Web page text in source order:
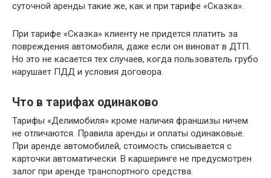
суточной аренды такие же, как и при тарифе «Сказка».
При тарифе «Сказка» клиенту не придется платить за
повреждения автомобиля, даже если он виноват в ДТП.
Но это не касается тех случаев, когда пользователь грубо
нарушает ПДД и условия договора.
Что в тарифах одинаково
Тарифы «Делимобиля» кроме наличия франшизы ничем
не отличаются. Правила аренды и оплаты одинаковые.
При аренде автомобилей, стоимость списывается с
карточки автоматически. В каршеринге не предусмотрен
залог при аренде транспортного средства.